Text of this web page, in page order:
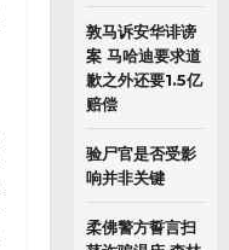
敦马诉安华诽谤
案 马哈迪要求道
歉之外还要1.5亿
赔偿
验尸官是否受影
响并非关键
柔佛警方誓言扫